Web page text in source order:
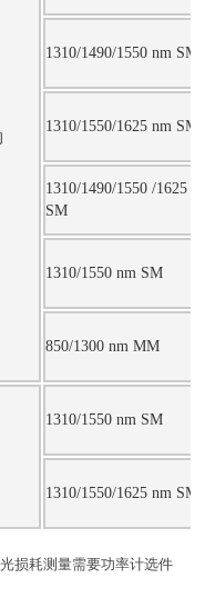
1310/1490/1550 nm SM
1310/1550/1625 nm SM
1310/1490/1550 /1625
SM
1310/1550 nm SM
850/1300 nm MM
1310/1550 nm SM
1310/1550/1625 nm SM
损耗测量需要功率计选件